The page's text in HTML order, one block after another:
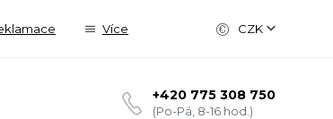
Více CZK
+420 775 308 750
(Po-Pá, 8-16 hod.)